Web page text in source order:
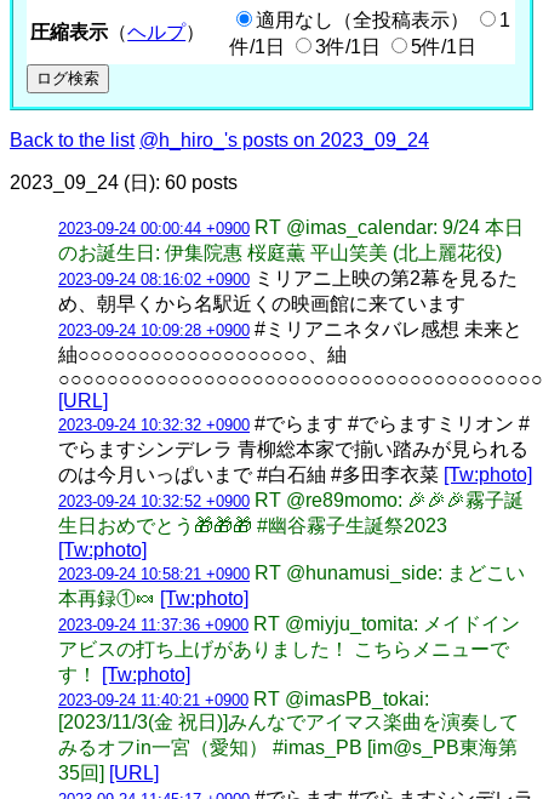
圧縮表示 （ヘルプ）
適用なし（全投稿表示）
1
件/1日
3件/1日 5件/1日
Back to the list @h_hiro_'s posts on 2023_09_24
2023_09_24 (日): 60 posts
2023-09-24 00:00:44 +0900 RT @imas_calendar: 9/24 本日
のお誕生日: 伊集院惠 桜庭薫 平山笑美 (北上麗花役)
2023-09-24 08:16:02 +0900 ミリアニ上映の第2幕を見るた
め、朝早くから名駅近くの映画館に来ています
2023-09-24 10:09:28 +0900 #ミリアニネタバレ感想 未来と
紬○○○○○○○○○○○○○○○○○○○、紬
○○○○○○○○○○○○○○○○○○○○○○○○○○○○○○○○○○○○○○○○
[URL]
2023-09-24 10:32:32 +0900 #でらます #でらますミリオン #
でらますシンデレラ 青柳総本家で揃い踏みが見られる
のは今月いっぱいまで #白石紬 #多田李衣菜 [Tw:photo]
2023-09-24 10:32:52 +0900 RT @re89momo: 🎉🎉🎉霧子誕
生日おめでとう🎁🎁🎁 #幽谷霧子生誕祭2023
[Tw:photo]
2023-09-24 10:58:21 +0900 RT @hunamusi_side: まどこい
本再録①🍬 [Tw:photo]
2023-09-24 11:37:36 +0900 RT @miyju_tomita: メイドイン
アビスの打ち上げがありました！ こちらメニューで
す！
[Tw:photo]
2023-09-24 11:40:21 +0900 RT @imasPB_tokai:
[2023/11/3(金 祝日)]みんなでアイマス楽曲を演奏して
みるオフin一宮（愛知） #imas_PB [im@s_PB東海第
35回] [URL]